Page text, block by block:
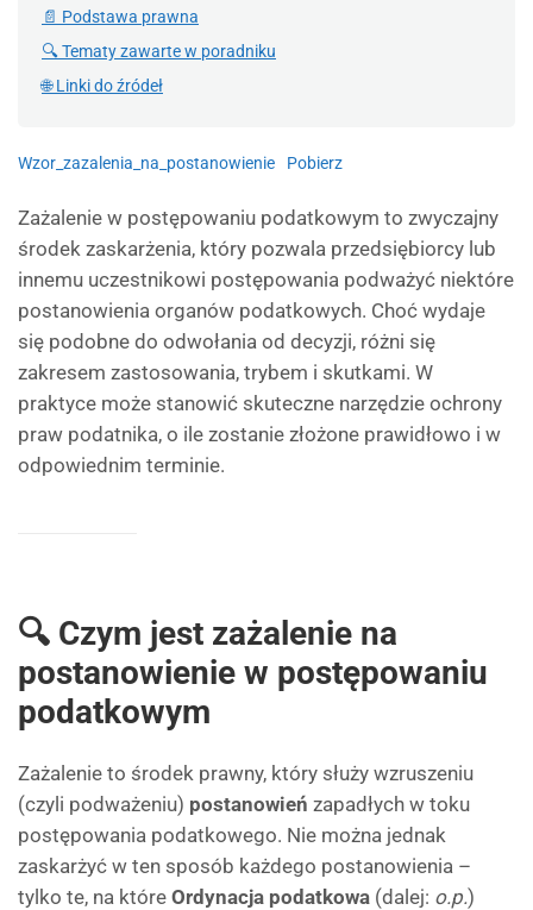
📄 Podstawa prawna
🔍 Tematy zawarte w poradniku
🌐 Linki do źródeł
Wzor_zazalenia_na_postanowienie Pobierz
Zażalenie w postępowaniu podatkowym to zwyczajny
środek zaskarżenia, który pozwala przedsiębiorcy lub
innemu uczestnikowi postępowania podważyć niektóre
postanowienia organów podatkowych. Choć wydaje
się podobne do odwołania od decyzji, różni się
zakresem zastosowania, trybem i skutkami. W
praktyce może stanowić skuteczne narzędzie ochrony
praw podatnika, o ile zostanie złożone prawidłowo i w
odpowiednim terminie.
🔍 Czym jest zażalenie na
postanowienie w postępowaniu
podatkowym
Zażalenie to środek prawny, który służy wzruszeniu
(czyli podważeniu) postanowień zapadłych w toku
postępowania podatkowego. Nie można jednak
zaskarżyć w ten sposób każdego postanowienia –
tylko te, na które Ordynacja podatkowa (dalej: o.p.)